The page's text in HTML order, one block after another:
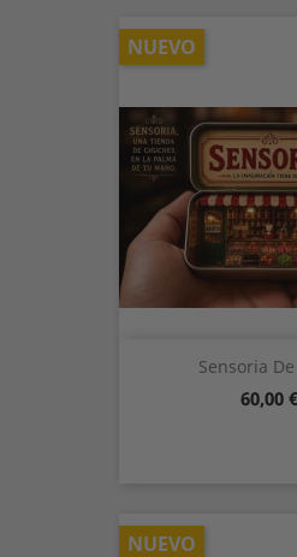
Sensoria
Precio
60,00 €
NUEVO
NUEVO